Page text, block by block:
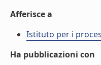
Afferisce a
Istituto per i
Ha pubblicazioni con